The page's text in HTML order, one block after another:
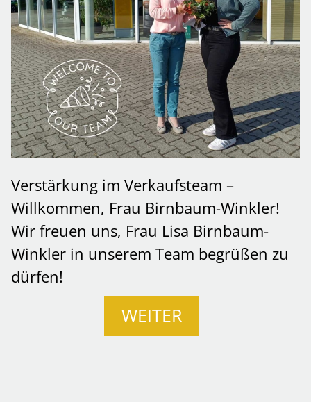
Verstärkung im Verkaufsteam –
Willkommen, Frau Birnbaum-Winkler!
Wir freuen uns, Frau Lisa Birnbaum-
Winkler in unserem Team begrüßen zu
dürfen!
WEITER